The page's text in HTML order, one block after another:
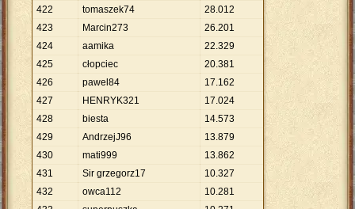
422
tomaszek74 28.012
423
Marcin273 26.201
424
aamika 22.329
425
cłopciec 20.381
426
pawel84 17.162
427
HENRYK321 17.024
428
biesta 14.573
429
AndrzejJ96 13.879
430
mati999 13.862
431
Sir grzegorz17 10.327
432
owca112 10.281